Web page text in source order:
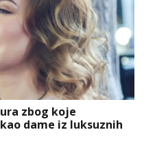
zbog koje
dame iz luksuznih